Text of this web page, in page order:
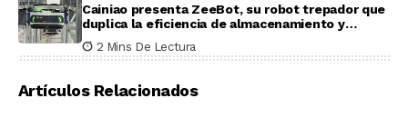
Cainiao presenta ZeeBot, su robot trepador que
duplica la eficiencia de almacenamiento y
recogida en pruebas reales
2 Mins De Lectura
Artículos Relacionados